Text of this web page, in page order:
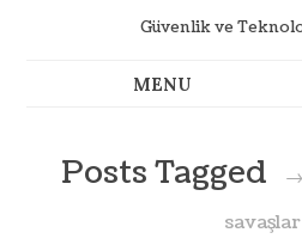
Güvenlik ve
Posts Tagged →
savaşlar